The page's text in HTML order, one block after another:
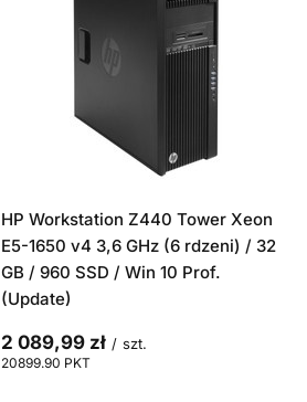
HP Workstation Z440 Tower Xeon
E5-1650 v4 3,6 GHz (6 rdzeni) / 32
GB / 960 SSD / Win 10 Prof.
(Update)
2 089,99 zł / szt.
20899.90 PKT